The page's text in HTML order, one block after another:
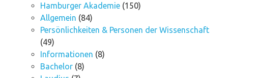
Hamburger Akademie (150)
Allgemein (84)
Persönlichkeiten & Personen der Wissenschaft
(49)
Informationen (8)
Bachelor (8)